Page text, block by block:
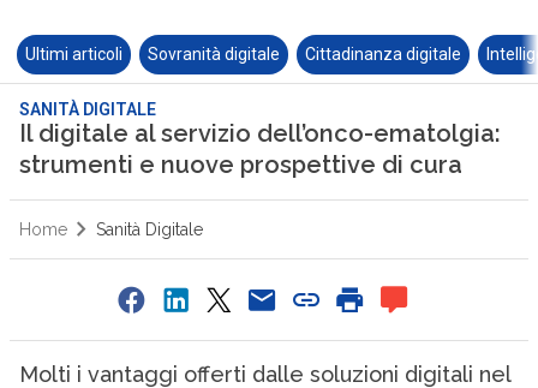
Ultimi articoli Sovranità digitale Cittadinanza digitale
SANITÀ DIGITALE
Il digitale al servizio dell’onco-ematolgia:
strumenti e nuove prospettive di cura
Home Sanità Digitale
Molti i vantaggi offerti dalle soluzioni digitali nel